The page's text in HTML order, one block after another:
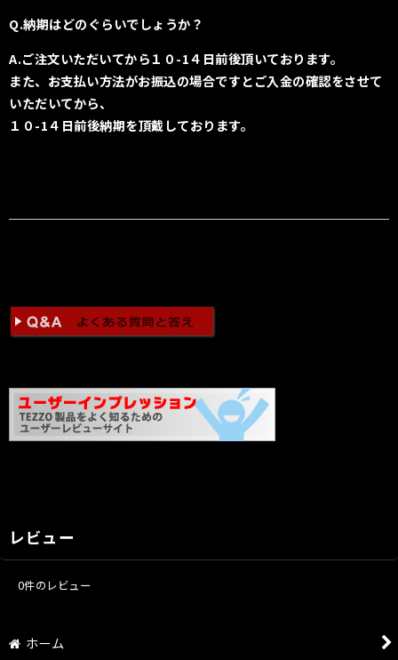
Q.納期はどのぐらいでしょうか？
A.ご注文いただいてから１０-1４日前後頂いております。
また、お支払い方法がお振込の場合ですとご入金の確認をさせて
いただいてから、
１０-1４日前後納期を頂戴しております。
レビュー
0件のレビュー
ホーム